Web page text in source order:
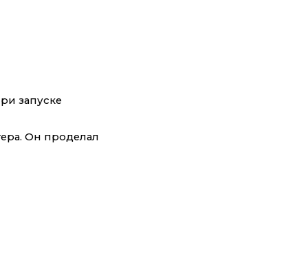
запуске
Он проделал